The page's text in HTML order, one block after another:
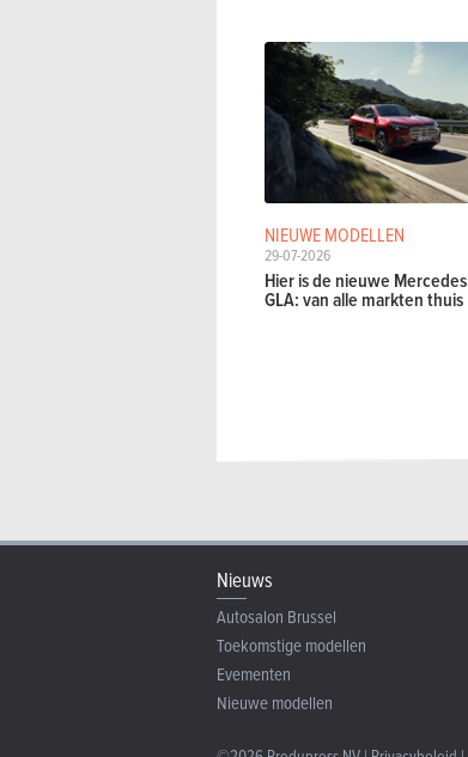
NIEUWE MODELLEN
29-07-2026
Hier is de nieuwe Mercedes
GLA: van alle markten thuis
Nieuws
Autosalon Brussel
Toekomstige modellen
Evementen
Nieuwe modellen